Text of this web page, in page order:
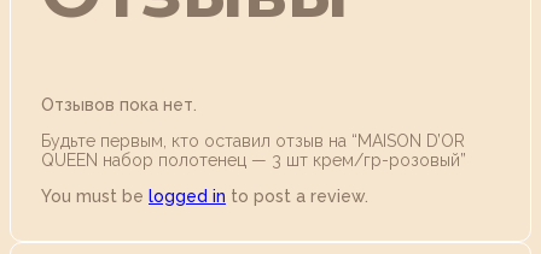
Отзывов пока нет.
Будьте первым, кто оставил отзыв на “MAISON D’OR
QUEEN набор полотенец — 3 шт крем/гр-розовый”
You must be logged in to post a review.